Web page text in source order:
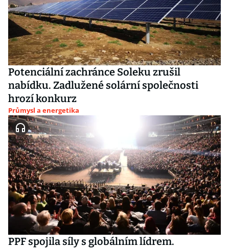
Potenciální zachránce Soleku zrušil
nabídku. Zadlužené solární společnosti
hrozí konkurz
Průmysl a energetika
PPF spojila síly s globálním lídrem.